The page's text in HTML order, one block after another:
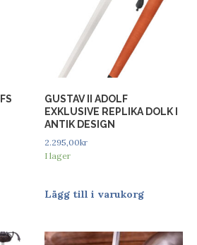
GUSTAV II ADOLF
EXKLUSIVE REPLIKA DOLK I
ANTIK DESIGN
2.295,00kr
I lager
Lägg till i varukorg